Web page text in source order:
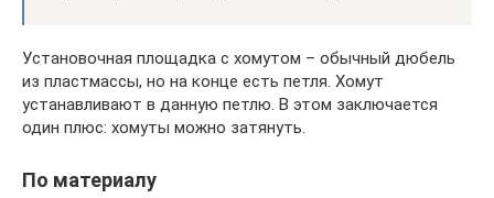
Установочная площадка с хомутом – обычный дюбель
из пластмассы, но на конце есть петля. Хомут
устанавливают в данную петлю. В этом заключается
один плюс: хомуты можно затянуть.
По материалу